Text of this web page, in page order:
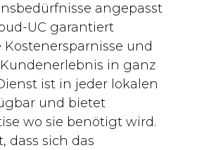
angepasst
UC garantiert
und
in ganz
ist in jeder lokalen
und bietet
wo sie benötigt wird.
dass sich das